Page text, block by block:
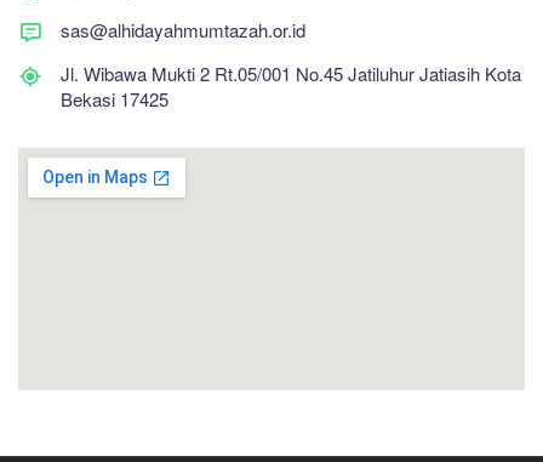
sas@alhidayahmumtazah.or.id
Jl. Wibawa Mukti 2 Rt.05/001 No.45 Jatiluhur Jatiasih Kota
Bekasi 17425